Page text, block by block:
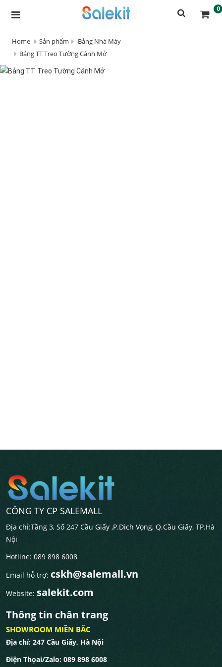
0
Home Sản phẩm
Bảng Nhà Máy
Bảng TT Treo Tường Cánh Mở
CÔNG TY CP SALEMALL
Địa chỉ:Tầng 3, Số 247 Cầu Giấy ,P.Dich Vọng, Q.Cầu Giấy, TP.Hà
Nội
Hotline: 089 898 6008
Email hỗ trợ: cskh@salemall.vn
Website: salekit.com
Thông tin chân trang
SHOWROOM MIỀN BẮC
Địa chỉ: 247 Cầu Giấy, Hà Nội
Điện Thọai/Zalo: 089 898 6008